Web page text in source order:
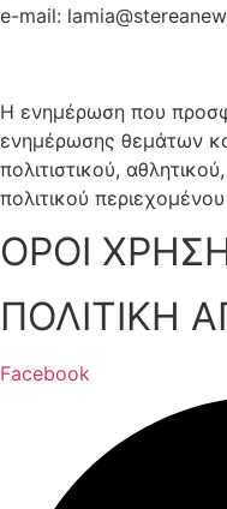
e-mail:
Η ενημέρωση που
ενημέρωσης θεμάτων
πολιτιστικού,
πολιτικού
ΟΡΟΙ
ΠΟΛΙΤΙΚΗ
Facebook